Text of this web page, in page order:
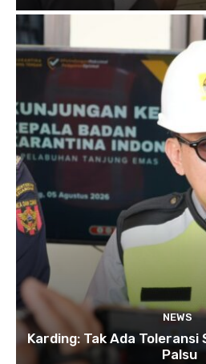
NEWS
Karding: Tak Ada
Palsu